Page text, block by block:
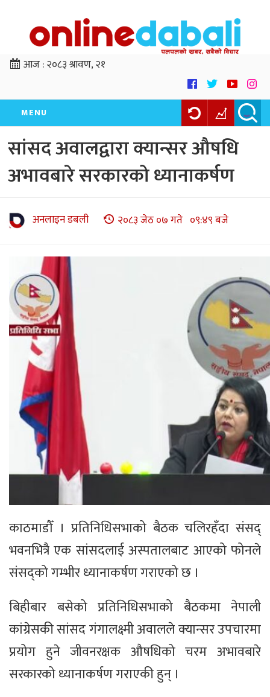
आज :२०८३ श्रावण, २१
MENU
सांसद अवालद्वारा क्यान्सर औषधि
अभावबारे सरकारको ध्यानाकर्षण
अनलाइन डबली २०८३ जेठ ०७ गते ०९:४९ बजे
काठमाडौँ । प्रतिनिधिसभाको बैठक चलिरहँदा संसद्
भवनभित्रै एक सांसदलाई अस्पतालबाट आएको फोनले
संसद्को गम्भीर ध्यानाकर्षण गराएको छ ।
बिहीबार बसेको प्रतिनिधिसभाको बैठकमा नेपाली
कांग्रेसकी सांसद गंगालक्ष्मी अवालले क्यान्सर उपचारमा
प्रयोग हुने जीवनरक्षक औषधिको चरम अभावबारे
सरकारको ध्यानाकर्षण गराएकी हुन् ।